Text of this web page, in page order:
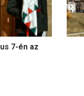
7-én az
r
ü
t